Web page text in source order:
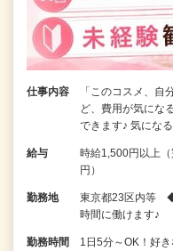
仕事内容
「このコスメ、自
ど、費用が気にな
できます♪ 気にな
給与
時給1,500円以上
円）
勤務地
東京都23区内等 ◆
時間に働けます♪
勤務時間
1日5分～OK！好